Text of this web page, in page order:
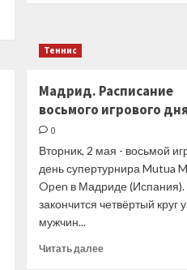
силы
покупки
НХЛ
«Оттава
Сенаторз»
— The
Athletic
Теннис
Мадрид. Расписание
восьмого игрового дня
0
Вторник, 2 мая - восьмой
день супертурнира Mutua
Open в Мадриде (Испания).
закончится четвёртый круг у
мужчин...
Читать далееПрочитать